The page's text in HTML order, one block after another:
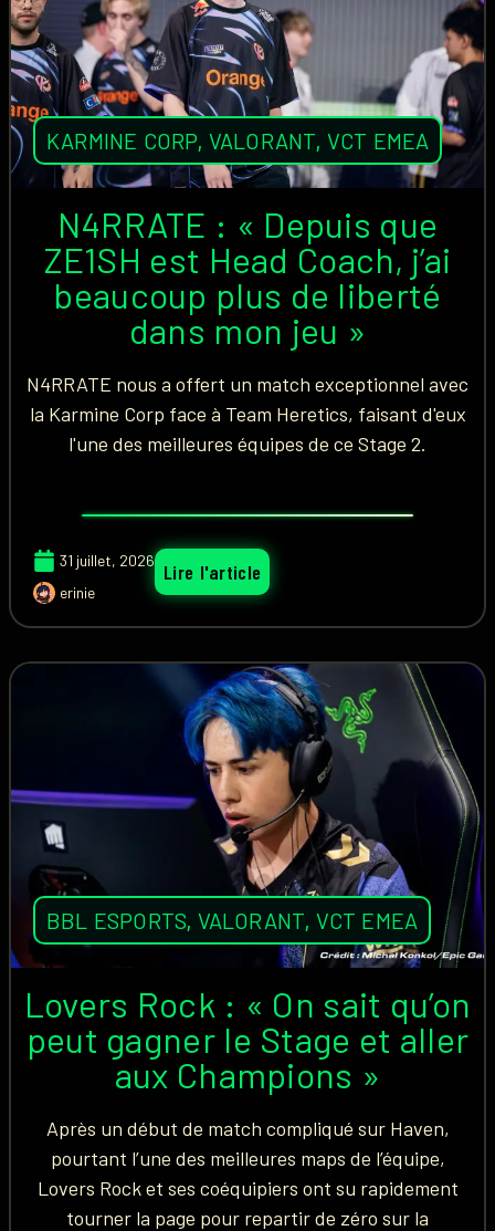
KARMINE CORP, VALORANT, VCT EMEA
N4RRATE : « Depuis que
ZE1SH est Head Coach, j’ai
beaucoup plus de liberté
dans mon jeu »
N4RRATE nous a offert un match exceptionnel avec
la Karmine Corp face à Team Heretics, faisant d'eux
l'une des meilleures équipes de ce Stage 2.
31 juillet, 2026
erinie
Lire l'article
BBL ESPORTS, VALORANT, VCT EMEA
Lovers Rock : « On sait qu’on
peut gagner le Stage et aller
aux Champions »
Après un début de match compliqué sur Haven,
pourtant l’une des meilleures maps de l’équipe,
Lovers Rock et ses coéquipiers ont su rapidement
tourner la page pour repartir de zéro sur la